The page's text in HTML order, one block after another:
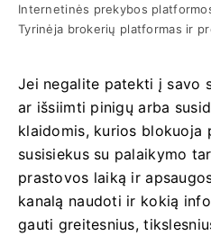
Internetinės prekybos
Tyrinėja brokerių platformas ir
Jei negalite patekti į savo
ar išsiimti pinigų arba
klaidomis, kurios blokuoja
susisiekus su palaikymo
prastovos laiką ir
kanalą naudoti ir kokią
gauti greitesnius,